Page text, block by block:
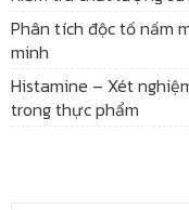
Phân tích độc tố nấm
minh
Histamine – Xét
trong thực phẩm